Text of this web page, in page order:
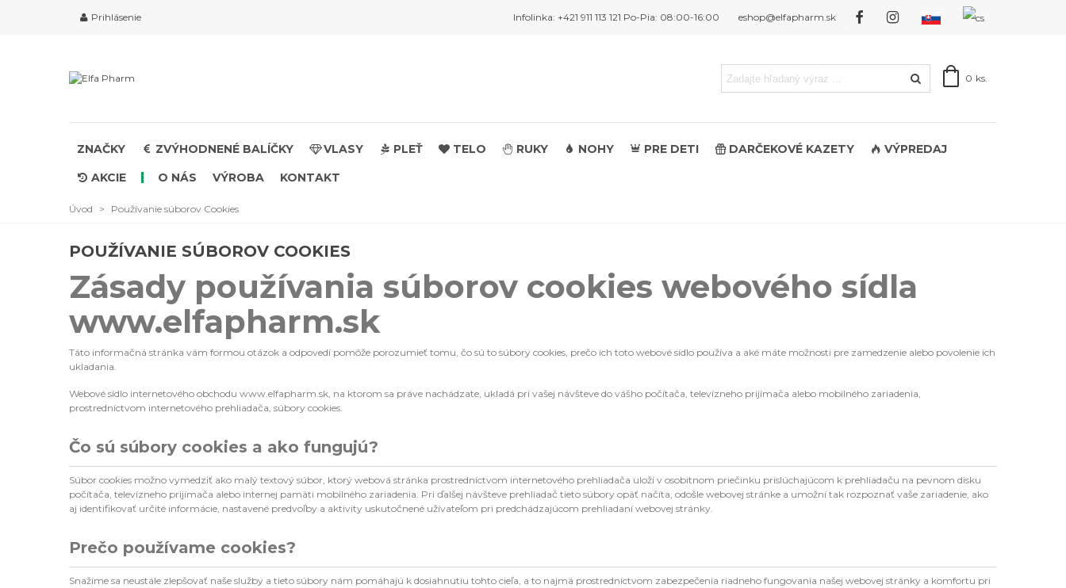
Prihlásenie Infolinka: +421 911 113 121 Po-Pia: 08:00-16:00 eshop@elfapharm.sk
0 ks.
ZNAČKY ZVÝHODNENÉ BALÍČKY VLASY PLEŤ TELO RUKY NOHY PRE DETI DARČEKOVÉ KAZETY
VÝPREDAJ
AKCIE
O NÁS VÝROBA KONTAKT
Úvod > Používanie súborov Cookies
POUŽÍVANIE SÚBOROV COOKIES
Zásady používania súborov cookies webového sídla
www.elfapharm.sk
Táto informačná stránka vám formou otázok a odpovedí pomôže porozumieť tomu, čo sú to súbory cookies, prečo ich toto webové sídlo používa a aké máte možnosti pre zamedzenie alebo povolenie ich
ukladania.
Webové sídlo internetového obchodu www.elfapharm.sk, na ktorom sa práve nachádzate, ukladá pri vašej návšteve do vášho počítača, televízneho prijímača alebo mobilného zariadenia,
prostredníctvom internetového prehliadača, súbory cookies.
Čo sú súbory cookies a ako fungujú?
Súbor cookies možno vymedziť ako malý textový súbor, ktorý webová stránka prostredníctvom internetového prehliadača uloží v osobitnom priečinku prislúchajúcom k prehliadaču na pevnom disku
počítača, televízneho prijímača alebo internej pamäti mobilného zariadenia. Pri ďalšej návšteve prehliadač tieto súbory opäť načíta, odošle webovej stránke a umožní tak rozpoznať vaše zariadenie, ako
aj identifikovať určité informácie, nastavené predvoľby a aktivity uskutočnené užívateľom pri predchádzajúcom prehliadaní webovej stránky.
Prečo používame cookies?
Snažíme sa neustále zlepšovať naše služby a tieto súbory nám pomáhajú k dosiahnutiu tohto cieľa, a to najmä prostredníctvom zabezpečenia riadneho fungovania našej webovej stránky a komfortu pri